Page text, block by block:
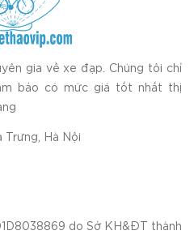
gia về xe đạp. Chúng tôi chỉ
bảo có mức giá tốt nhất thị
Trưng, Hà Nội
do Sở KH&ĐT thành